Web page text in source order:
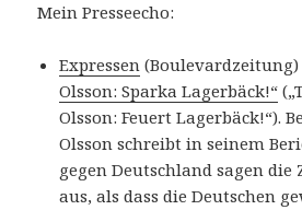
Mein Presseecho:
Expressen (Boulevardzeitung)
Olsson: Sparka Lagerbäck!“
Olsson: Feuert Lagerbäck!“).
Olsson schreibt in seinem
gegen Deutschland sagen
aus, als dass die Deutschen